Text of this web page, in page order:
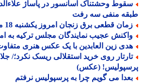
وحشتناک آسانسور در پاساژ علاءالدین
منفی سه رفت
قطعی برق زنجان امروز یکشنبه 18 مرداد (خاموشی برق)
عجیب نمایندگان مجلس ترکیه به
زین العابدین با یک عکس هنری متفاوت
روی خرید استقلالی ریسک نکرد؛/
(عکس)
می گویم چرا به پرسپولیس نرفتم